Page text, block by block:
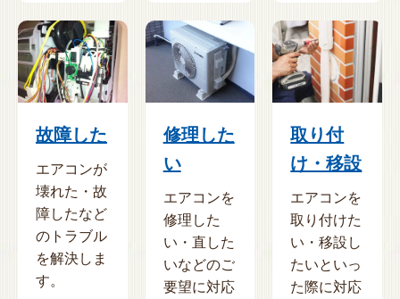
故障した
エアコンが
壊れた・故
障したなど
のトラブル
を解決しま
す。
修理した
い
エアコンを
修理した
い・直した
いなどのご
要望に対応
取り付
け・移設
エアコンを
取り付けた
い・移設し
たいといっ
た際に対応